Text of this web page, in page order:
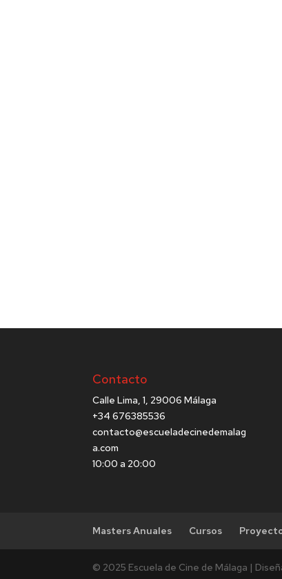
Contacto
Calle Lima, 1, 29006 Málaga
+34 676385536
contacto@escueladecinedemalag
a.com
10:00 a 20:00
Masters Anuales Cursos
© 2025 Escuela de Cine de Málaga |